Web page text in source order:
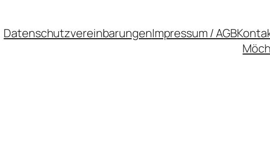
DatenschutzvereinbarungenImpressum / AGB